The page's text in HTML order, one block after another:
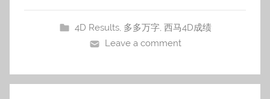
4D Results, 多多万字,西马4D成绩
Leave a comment